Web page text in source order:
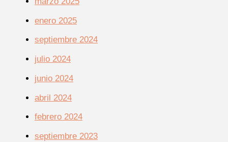
enero 2025
septiembre 2024
julio 2024
junio 2024
abril 2024
febrero 2024
septiembre 2023